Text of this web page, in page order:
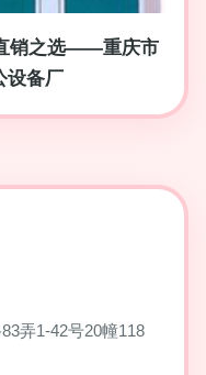
销之选——重庆市
设备厂
弄1-42号20幢118